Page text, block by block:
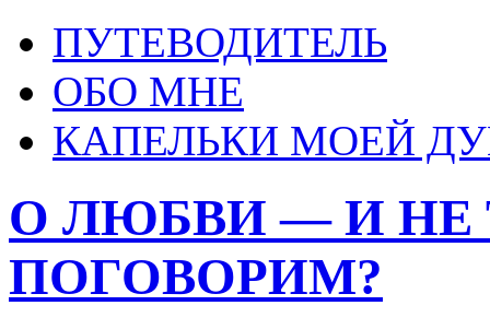
ПУТЕВОДИТЕЛЬ
ОБО МНЕ
КАПЕЛЬКИ МОЕЙ
О ЛЮБВИ — И НЕ
ПОГОВОРИМ?